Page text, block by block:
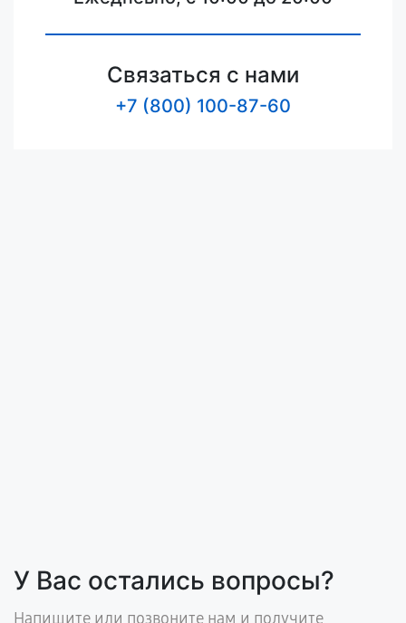
Связаться с нами
+7 (800) 100-87-60
У Вас остались вопросы?
Напишите или позвоните нам и получите